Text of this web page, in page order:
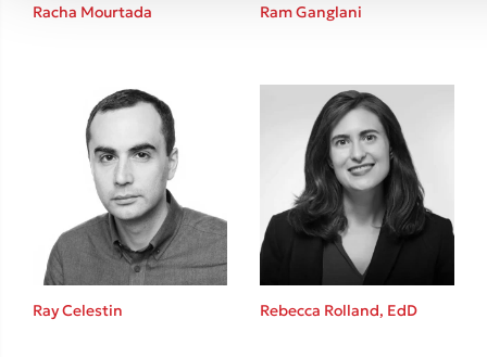
Racha Mourtada Ram Ganglani
Ray Celestin Rebecca Rolland, EdD